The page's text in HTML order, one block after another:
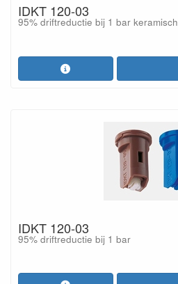
IDKT 120-03
95% driftreductie bij 1 bar keramisch
IDKT 120-03
95% driftreductie bij 1 bar